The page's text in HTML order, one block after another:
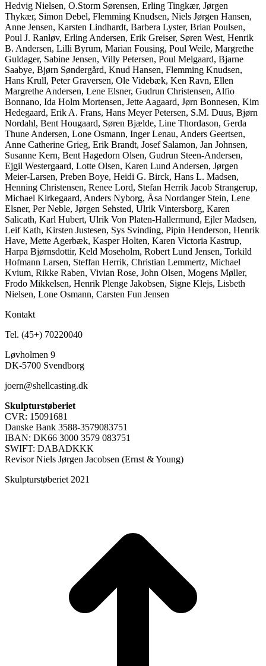
Hedvig Nielsen, O.Storm Sørensen, Erling Tingkær, Jørgen
Thykær, Simon Debel, Flemming Knudsen, Niels Jørgen Hansen,
Anne Jensen, Karsten Lindhardt, Barbera Lyster, Brian Poulsen,
Poul J. Ranløv, Erling Andersen, Erik Greiser, Søren West, Henrik
B. Andersen, Lilli Byrum, Marian Fousing, Poul Weile, Margrethe
Guldager, Sabine Jensen, Villy Petersen, Poul Melgaard, Bjarne
Saabye, Bjørn Søndergård, Knud Hansen, Flemming Knudsen,
Hans Krull, Peter Graversen, Ole Videbæk, Ken Ravn, Ellen
Margrethe Andersen, Lene Elsner, Gudrun Christensen, Alfio
Bonnano, Ida Holm Mortensen, Jette Aagaard, Jørn Bonnesen, Kim
Hedegaard, Erik A. Frans, Hans Meyer Petersen, S.M. Duus, Bjørn
Nordahl, Bent Hougaard, Søren Bjælde, Line Thordason, Gerda
Thune Andersen, Lone Osmann, Inger Lenau, Anders Geertsen,
Anne Catherine Grieg, Erik Brandt, Josef Salamon, Jan Johnsen,
Susanne Kern, Bent Hagedorn Olsen, Gudrun Steen-Andersen,
Ejgil Westergaard, Lotte Olsen, Karen Lund Andersen, Jørgen
Meier-Larsen, Preben Boye, Heidi G. Birck, Hans L. Madsen,
Henning Christensen, Renee Lord, Stefan Herrik Jacob Strangerup,
Michael Kirkegaard, Anders Nyborg, Åsa Nordanger Stein, Lene
Elsner, Per Neble, Jørgen Sehsted, Ulrik Vintersborg, Karen
Salicath, Karl Hubert, Ulrik Von Platen-Hallermund, Ejler Madsen,
Leif Kath, Kirsten Justesen, Sys Svinding, Pipin Henderson, Henrik
Have, Mette Agerbæk, Kasper Holten, Karen Victoria Kastrup,
Harpa Bjørnsdottir, Keld Moseholm, Robert Lund Jensen, Torkild
Hofmann Larsen, Steffan Herrik, Christian Lemmertz, Michael
Kvium, Rikke Raben, Vivian Rose, John Olsen, Mogens Møller,
Frodo Mikkelsen, Henrik Plenge Jakobsen, Signe Klejs, Lisbeth
Nielsen, Lone Osmann, Carsten Fun Jensen
Kontakt
Tel. (45+) 70220040
Løvholmen 9
DK-5700 Svendborg
joern@shellcasting.dk
Skulpturstøberiet
CVR: 15091681
Danske Bank 3588-3579083751
IBAN: DK66 3000 3579 083751
SWIFT: DABADKKK
Revisor Niels Jørgen Jacobsen (Ernst & Young)
Skulpturstøberiet 2021